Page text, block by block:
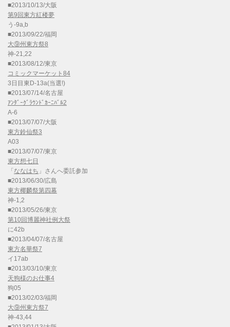
■2013/10/13/大阪
第9回東方紅楼夢
う-9a,b
■2013/09/22/福岡
大⑨州東方祭8
神-21,22
■2013/08/12/東京
コミックマーケット84
3日目東D-13a(当選!)
■2013/07/14/名古屋
ｱﾝﾀﾞｰｸﾞﾗｳﾝﾄﾞｶｰﾆﾊﾞﾙ2
A-6
■2013/07/07/大阪
東方鈴仙祭3
A03
■2013/07/07/東京
東方想七日
「 ななはち 」さんへ委託参加
■2013/06/30/広島
東方椰麟祭第四幕
神-1,2
■2013/05/26/東京
第10回博麗神社例大祭
に42b
■2013/04/07/名古屋
東方名華祭7
イ17ab
■2013/03/10/東京
天狗様のお仕事4
狗05
■2013/02/03/福岡
大⑨州東方祭7
神-43,44